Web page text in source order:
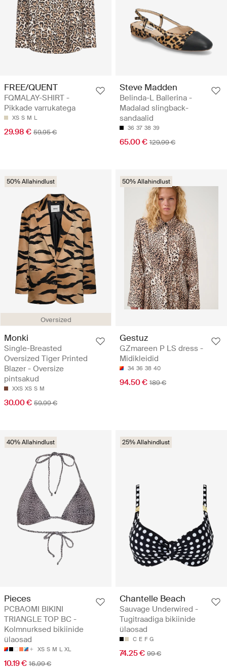
FREE/QUENT
FQMALAY-SHIRT -
Pikkade varrukatega
XS S M L
29.98 € 59.95 €
Steve Madden
Belinda-L Ballerina -
Madalad slingback-
sandaalid
36 37 38 39
65.00 € 129.99 €
Oversized
50% Allahindlust
Monki
Single-Breasted
Oversized Tiger Printed
Blazer - Oversize
pintsakud
XXS XS S M
30.00 € 59.99 €
50% Allahindlust
Gestuz
GZmareen P LS dress -
Midikleidid
34 36 38 40
94.50 € 189 €
40% Allahindlust
Pieces
PCBAOMI BIKINI
TRIANGLE TOP BC -
Kolmnurksed bikiinide
ülaosad
XS S M L XL
10.19 € 16.99 €
25% Allahindlust
Chantelle Beach
Sauvage Underwired -
Tugitraadiga bikiinide
ülaosad
C E F G
74.25 € 99 €